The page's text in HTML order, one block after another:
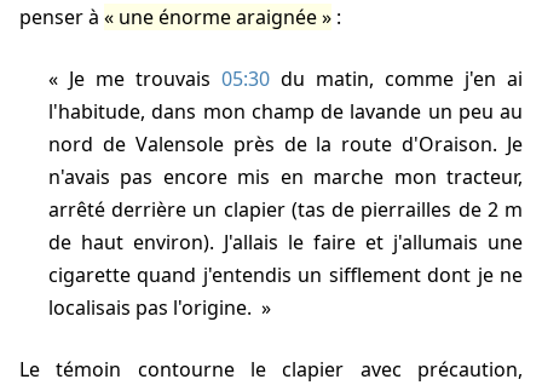
penser à
une énorme araignée :
Je me trouvais 05:30 du matin, comme j'en ai
l'habitude, dans mon champ de lavande un peu au
nord de Valensole près de la route d'Oraison. Je
n'avais pas encore mis en marche mon tracteur,
arrêté derrière un clapier (tas de pierrailles de 2 m
de haut environ). J'allais le faire et j'allumais une
cigarette quand j'entendis un sifflement dont je ne
localisais pas l'origine.
Le témoin contourne le clapier avec précaution,